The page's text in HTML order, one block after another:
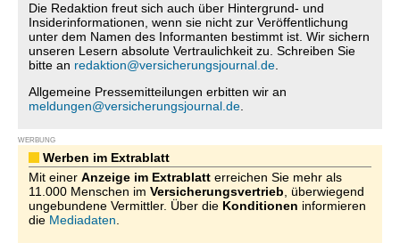
Die Redaktion freut sich auch über Hintergrund- und
Insiderinformationen, wenn sie nicht zur Veröffentlichung
unter dem Namen des Informanten bestimmt ist. Wir sichern
unseren Lesern absolute Vertraulichkeit zu. Schreiben Sie
bitte an redaktion@versicherungsjournal.de
Allgemeine Pressemitteilungen erbitten wir an
meldungen@versicherungsjournal.de
WERBUNG
Werben im Extrablatt
Mit einer Anzeige im Extrablatt erreichen Sie mehr als
11.000 Menschen im Versicherungsvertrieb , überwiegend
ungebundene Vermittler. Über die Konditionen informieren
die Mediadaten